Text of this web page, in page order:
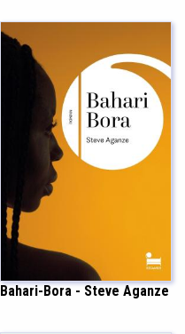
Bahari-Bora - Steve Aganze